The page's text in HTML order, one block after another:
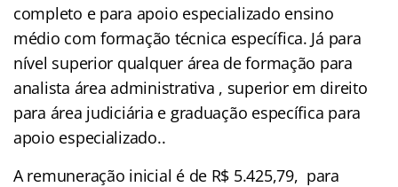
completo e para apoio especializado ensino
médio com formação técnica específica. Já para
nível superior qualquer área de formação para
analista área administrativa , superior em direito
para área judiciária e graduação específica para
apoio especializado..
A remuneração inicial é de R$ 5.425,79, para